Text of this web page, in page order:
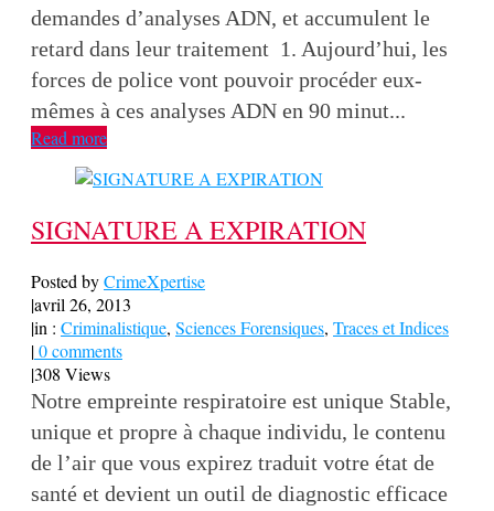
demandes d’analyses ADN, et accumulent le
retard dans leur traitement 1. Aujourd’hui, les
forces de police vont pouvoir procéder eux-
mêmes à ces analyses ADN en 90 minut...
Read more
SIGNATURE A EXPIRATION
Posted byCrimeXpertise
|avril 26, 2013
|in : Criminalistique, Sciences Forensiques, Traces et Indices
|0 comments
|308 Views
Notre empreinte respiratoire est unique Stable,
unique et propre à chaque individu, le contenu
de l’air que vous expirez traduit votre état de
santé et devient un outil de diagnostic efficace